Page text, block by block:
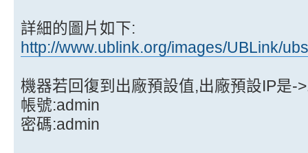
詳細的圖片如下:
http://www.ublink.org/images/UBLink/
機器若回復到出廠預設值,出廠預設IP是-
帳號:admin
密碼:admin